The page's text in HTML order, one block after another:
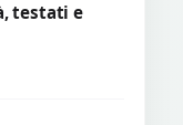
testati e